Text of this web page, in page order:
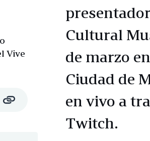
Cultural
de marzo
Ciudad de
en vivo a
Twitch.
Vive
Copy